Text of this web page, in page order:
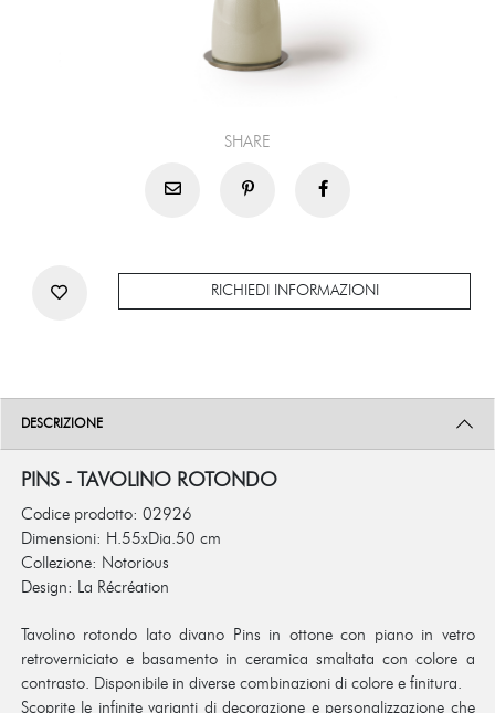
SHARE
RICHIEDI INFORMAZIONI
DESCRIZIONE
PINS - TAVOLINO ROTONDO
Codice prodotto: 02926
Dimensioni: H.55xDia.50 cm
Collezione: Notorious
Design: La Récréation
Tavolino rotondo lato divano Pins in ottone con piano in vetro
retroverniciato e basamento in ceramica smaltata con colore a
contrasto. Disponibile in diverse combinazioni di colore e finitura.
Scoprite le infinite varianti di decorazione e personalizzazione che